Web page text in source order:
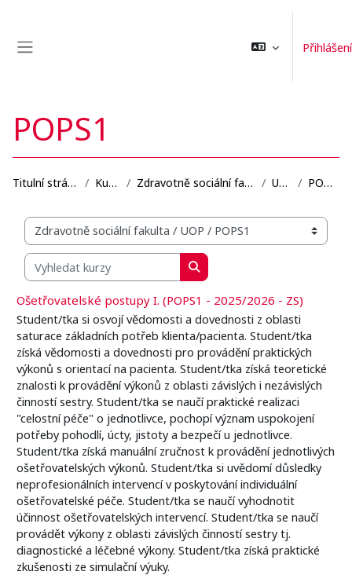
Přihlášení
POPS1
Titulní stránka Kurzy Zdravotně sociální fakulta UOP POPS1
Organizační struktura kurzů
Vyhledat kurzy
Vyhledat kurzy
Ošetřovatelské postupy I. (POPS1 - 2025/2026 - ZS)
Student/tka si osvojí vědomosti a dovednosti z oblasti
saturace základních potřeb klienta/pacienta. Student/tka
získá vědomosti a dovednosti pro provádění praktických
výkonů s orientací na pacienta. Student/tka získá teoretické
znalosti k provádění výkonů z oblasti závislých i nezávislých
činností sestry. Student/tka se naučí praktické realizaci
"celostní péče" o jednotlivce, pochopí význam uspokojení
potřeby pohodlí, úcty, jistoty a bezpečí u jednotlivce.
Student/tka získá manuální zručnost k provádění jednotlivých
ošetřovatelských výkonů. Student/tka si uvědomí důsledky
neprofesionálních intervencí v poskytování individuální
ošetřovatelské péče. Student/tka se naučí vyhodnotit
účinnost ošetřovatelských intervencí. Student/tka se naučí
provádět výkony z oblasti závislých činností sestry tj.
diagnostické a léčebné výkony. Student/tka získá praktické
zkušenosti ze simulační výuky.